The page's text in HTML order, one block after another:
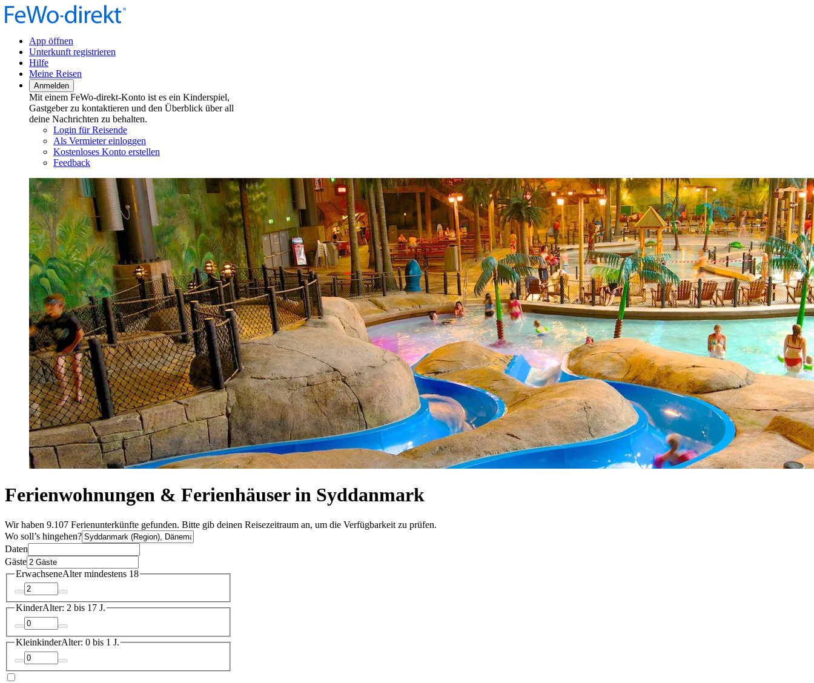
App öffnen
Unterkunft registrieren
Hilfe
Meine Reisen
Anmelden
Mit einem FeWo-direkt-Konto ist es ein Kinderspiel,
Gastgeber zu kontaktieren und den Überblick über all
deine Nachrichten zu behalten.
Login für Reisende
Als Vermieter einloggen
Kostenloses Konto erstellen
Feedback
Ferienwohnungen & Ferienhäuser in Syddanmark
Wir haben 9.107 Ferienunterkünfte gefunden. Bitte gib deinen Reisezeitraum an, um die Verfügbarkeit zu prüfen.
Wo soll’s hingehen?
Daten
Gäste
ErwachseneAlter mindestens 18
KinderAlter: 2 bis 17 J.
KleinkinderAlter: 0 bis 1 J.